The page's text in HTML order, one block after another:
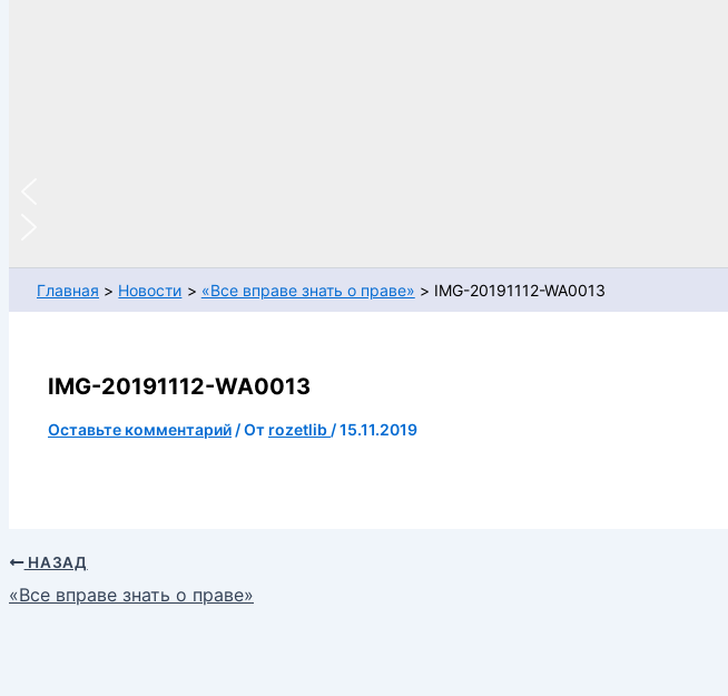
Главная Новости «Все вправе знать о праве» IMG-20191112-WA0013
IMG-20191112-WA0013
Оставьте комментарий / От rozetlib /15.11.2019
НАЗАД
«Все вправе знать о праве»